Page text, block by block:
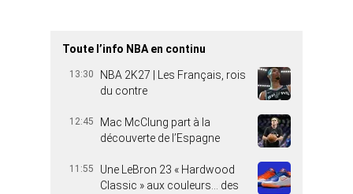
Toute l’info NBA en continu
13:30
NBA 2K27 | Les Français, rois
du contre
12:45
Mac McClung part à la
découverte de l’Espagne
11:55
Une LeBron 23 « Hardwood
Classic » aux couleurs… des